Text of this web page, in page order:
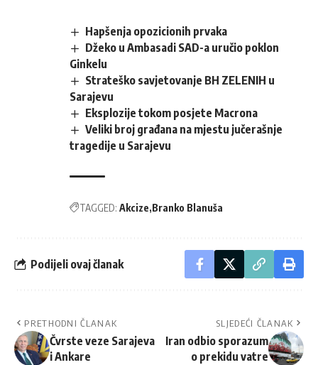
Hapšenja opozicionih prvaka
Džeko u Ambasadi SAD-a uručio poklon
Ginkelu
Strateško savjetovanje BH ZELENIH u
Sarajevu
Eksplozije tokom posjete Macrona
Veliki broj građana na mjestu jučerašnje
tragedije u Sarajevu
TAGGED: Akcize Branko Blanuša
Podijeli ovaj članak
PRETHODNI ČLANAK
Čvrste veze Sarajeva
i Ankare
SLJEDEĆI ČLANAK
Iran odbio sporazum
o prekidu vatre